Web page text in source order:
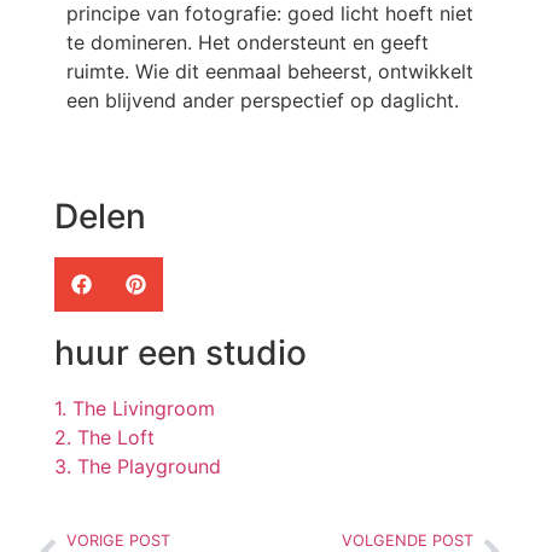
principe van fotografie: goed licht hoeft niet
te domineren. Het ondersteunt en geeft
ruimte. Wie dit eenmaal beheerst, ontwikkelt
een blijvend ander perspectief op daglicht.
Delen
huur een studio
1. The Livingroom
2. The Loft
3. The Playground
VORIGE POST VOLGENDE POST